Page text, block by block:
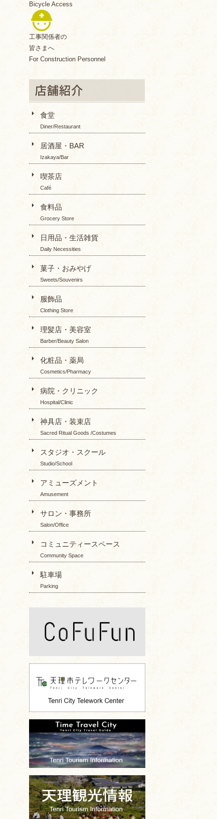
Bicycle Access
工事関係者の
皆さまへ
For Construction Personnel
食堂
Diner/Restaurant
居酒屋・BAR
Izakaya/Bar
喫茶店
Café
食料品
Grocery Store
日用品・生活雑貨
Daily Necessities
菓子・おみやげ
Sweets/Souvenirs
服飾品
Clothing Store
理髪店・美容室
Barber/Beauty Salon
化粧品・薬局
Cosmetics/Pharmacy
病院・クリニック
Hospital/Clinic
神具店・装束店
Sacred Ritual Goods /Costumes
スタジオ・スクール
Studio/School
アミューズメント
Amusement
サロン・事務所
Salon/Office
コミュニティースペース
Community Space
駐車場
Parking